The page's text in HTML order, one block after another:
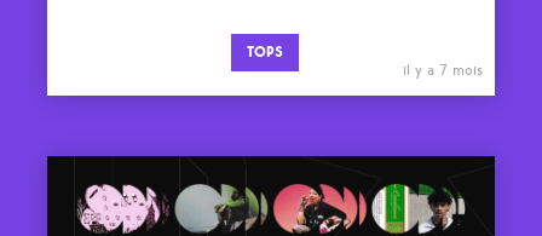
TOPS
il y a 7 mois